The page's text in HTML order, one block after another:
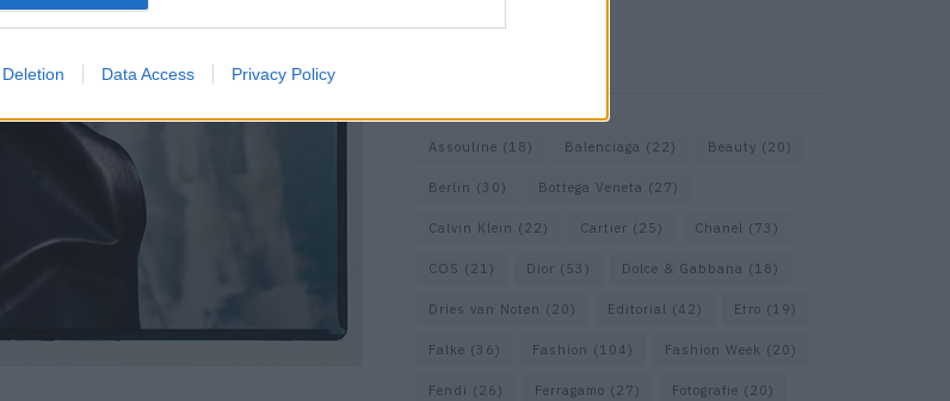
Data Access Privacy Policy
Assouline (18) Balenciaga (22) Beauty (20)
Berlin (30) Bottega Veneta (27)
Calvin Klein (22) Cartier (25) Chanel (73)
COS (21) Dior (53) Dolce & Gabbana (18)
Dries van Noten (20) Editorial (42) Etro (19)
Falke (36) Fashion (104) Fashion Week (20)
Fendi (26) Ferragamo (27) Fotografie (20)